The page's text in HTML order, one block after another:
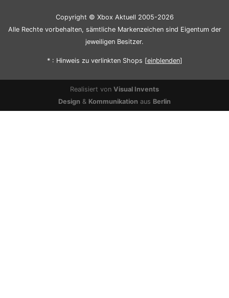
Copyright © Xbox Aktuell 2005-2026
Alle Rechte vorbehalten, sämtliche Markenzeichen sind Eigentum der
jeweiligen Besitzer.
* : Hinweis zu verlinkten Shops [einblenden]
Realisiert von Visual Invents
Design & Kommunikation aus Berlin